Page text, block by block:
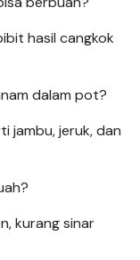
hasil cangkok
dalam pot?
jambu, jeruk, dan
kurang sinar